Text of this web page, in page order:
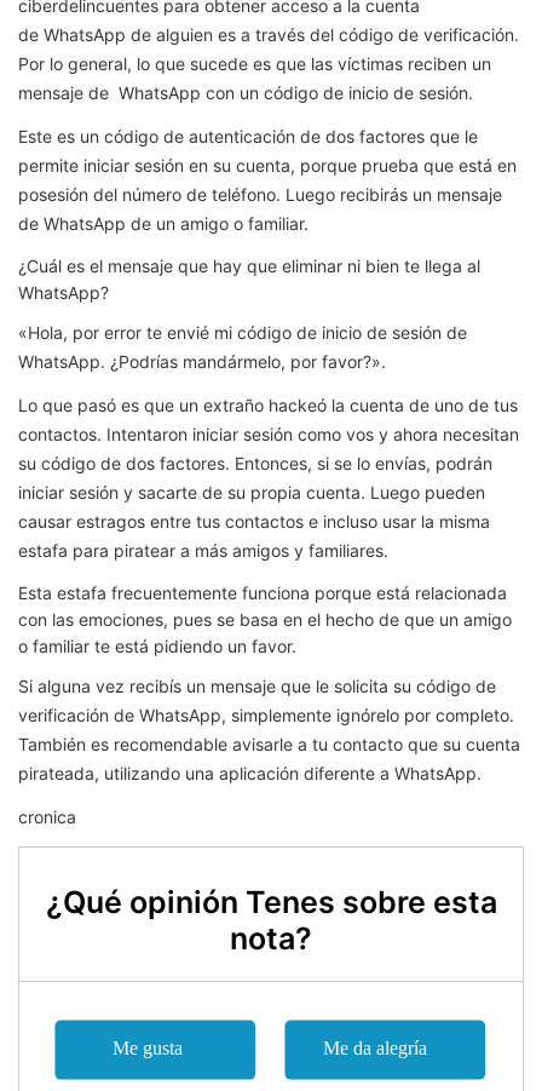
ciberdelincuentes para obtener acceso a la cuenta
de WhatsApp de alguien es a través del código de verificación.
Por lo general, lo que sucede es que las víctimas reciben un
mensaje de WhatsApp con un código de inicio de sesión.
Este es un código de autenticación de dos factores que le
permite iniciar sesión en su cuenta, porque prueba que está en
posesión del número de teléfono. Luego recibirás un mensaje
de WhatsApp de un amigo o familiar.
¿Cuál es el mensaje que hay que eliminar ni bien te llega al
WhatsApp?
«Hola, por error te envié mi código de inicio de sesión de
WhatsApp. ¿Podrías mandármelo, por favor?».
Lo que pasó es que un extraño hackeó la cuenta de uno de tus
contactos. Intentaron iniciar sesión como vos y ahora necesitan
su código de dos factores. Entonces, si se lo envías, podrán
iniciar sesión y sacarte de su propia cuenta. Luego pueden
causar estragos entre tus contactos e incluso usar la misma
estafa para piratear a más amigos y familiares.
Esta estafa frecuentemente funciona porque está relacionada
con las emociones, pues se basa en el hecho de que un amigo
o familiar te está pidiendo un favor.
Si alguna vez recibís un mensaje que le solicita su código de
verificación de WhatsApp, simplemente ignórelo por completo.
También es recomendable avisarle a tu contacto que su cuenta
pirateada, utilizando una aplicación diferente a WhatsApp.
cronica
¿Qué opinión Tenes sobre esta
nota?